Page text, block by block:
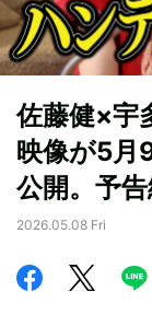
佐藤健×宇
映像が5
公開。予
2026.05.08 Fri